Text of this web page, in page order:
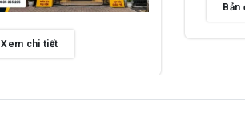
Xem chi tiết
Bản